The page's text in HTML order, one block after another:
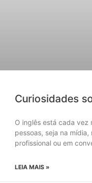
Curiosidades
O inglês está cada vez
pessoas, seja na
profissional ou em
LEIA MAIS »